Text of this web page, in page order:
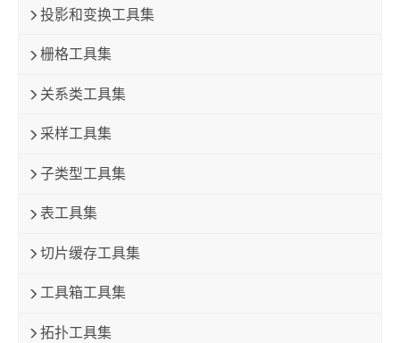
投影和变换工具集
栅格工具集
关系类工具集
采样工具集
子类型工具集
表工具集
切片缓存工具集
工具箱工具集
拓扑工具集